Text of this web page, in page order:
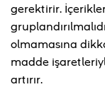
gerektirir.
olmamasına
madde
artırır.